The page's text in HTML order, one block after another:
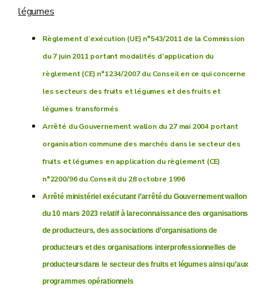
légumes
Règlement d’exécution (UE) n°543/2011 de la Commission
du 7 juin 2011 portant modalités d’application du
règlement (CE) n°1234/2007 du Conseil en ce qui concerne
les secteurs des fruits et légumes et des fruits et
légumes transformés
Arrêté du Gouvernement wallon du 27 mai 2004 portant
organisation commune des marchés dans le secteur des
fruits et légumes en application du règlement (CE)
n°2200/96 du Conseil du 28 octobre 1996
Arrêté ministériel exécutant l ’arrêté du Gouvernement wallon
du 10 mars 2023 relatif à lareconnaissance des organisations
de producteurs, des associations d’organisations de
producteurs et des organisations interprofessionnelles de
producteursdans le secteur des fruits et égumes ainsi qu’aux
programmes opérationnels